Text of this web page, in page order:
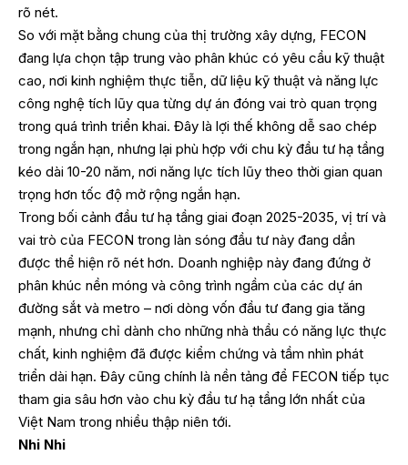
rõ nét.
So với mặt bằng chung của thị trường xây dựng, FECON
đang lựa chọn tập trung vào phân khúc có yêu cầu kỹ thuật
cao, nơi kinh nghiệm thực tiễn, dữ liệu kỹ thuật và năng lực
công nghệ tích lũy qua từng dự án đóng vai trò quan trọng
trong quá trình triển khai. Đây là lợi thế không dễ sao chép
trong ngắn hạn, nhưng lại phù hợp với chu kỳ đầu tư hạ tầng
kéo dài 10-20 năm, nơi năng lực tích lũy theo thời gian quan
trọng hơn tốc độ mở rộng ngắn hạn.
Trong bối cảnh đầu tư hạ tầng giai đoạn 2025-2035, vị trí và
vai trò của FECON trong làn sóng đầu tư này đang dần
được thể hiện rõ nét hơn. Doanh nghiệp này đang đứng ở
phân khúc nền móng và công trình ngầm của các dự án
đường sắt và metro – nơi dòng vốn đầu tư đang gia tăng
mạnh, nhưng chỉ dành cho những nhà thầu có năng lực thực
chất, kinh nghiệm đã được kiểm chứng và tầm nhìn phát
triển dài hạn. Đây cũng chính là nền tảng để FECON tiếp tục
tham gia sâu hơn vào chu kỳ đầu tư hạ tầng lớn nhất của
Việt Nam trong nhiều thập niên tới.
Nhi Nhi